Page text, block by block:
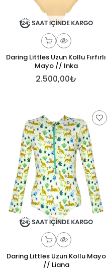
Daring Littles Uzun Kollu Fırfırlı
Mayo // Inka
2.500,00₺
Daring Littles Uzun Kollu Mayo
// Liana